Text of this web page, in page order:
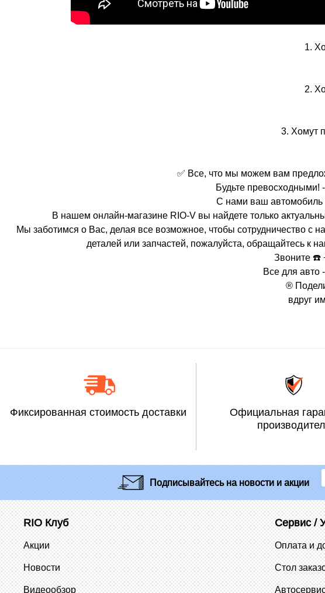
1.
2.
3. Хомут
✅ Все, что мы можем вам
Будьте превосходными!
С нами ваш автомобиль
В нашем онлайн-магазине RIO-V вы найдете только
Мы заботимся о Вас, делая все возможное, чтобы сотрудничество
деталей или запчастей, пожалуйста, обращайтесь к
Звоните ☎️
Все для авто
®
вдруг
Фиксированная стоимость доставки
Официальная
Подписывайтесьна новости и акции
RIO Клуб
Акции
Новости
Видеообзор
Сервис /
Оплата и
Стол